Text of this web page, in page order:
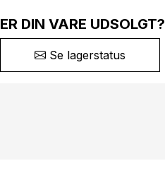
ER DIN VARE UDSOLGT?
Se lagerstatus